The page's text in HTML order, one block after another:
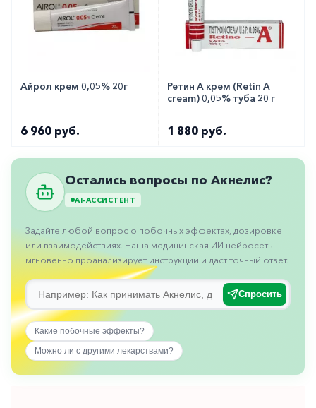
Тромбозы
Урология
нос
Щитовидная
железа
Айрол крем 0,05% 20г
6 960 руб.
Ретин А крем (Retin A
cream) 0,05% туба 20 г
1 880 руб.
Остались вопросы по Акнелис?
AI-АССИСТЕНТ
Задайте любой вопрос о побочных эффектах, дозировке
или взаимодействиях. Наша медицинская ИИ нейросеть
мгновенно проанализирует инструкции и даст точный ответ.
Спросить
Какие побочные эффекты?
Можно ли с другими лекарствами?